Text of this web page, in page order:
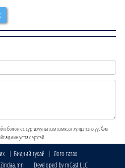
болон ёс суртахууны хэм хэмжээг хүндэтгэнэ үү. Хэм
админ устгах эрхтэй.
Бидний тухай
Лого татах
Developed by mCast LLC